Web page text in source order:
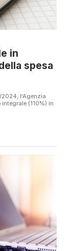
in
spesa
2024, l'Agenzia
(110%) in